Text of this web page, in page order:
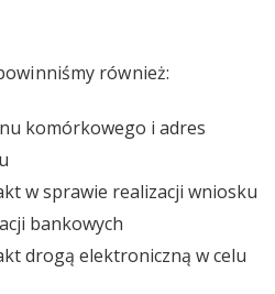
również:
komórkowego i adres
w sprawie realizacji wniosku
bankowych
drogą elektroniczną w celu